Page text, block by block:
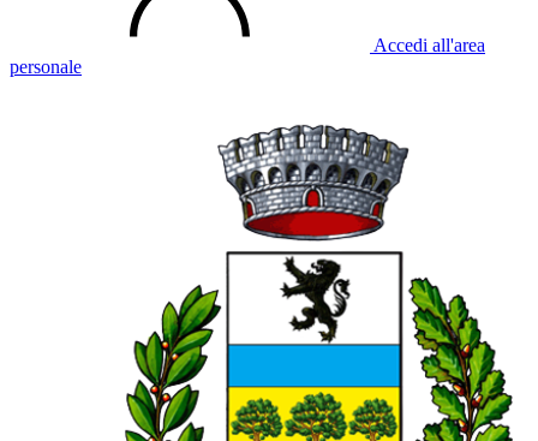
Accedi all'area
personale